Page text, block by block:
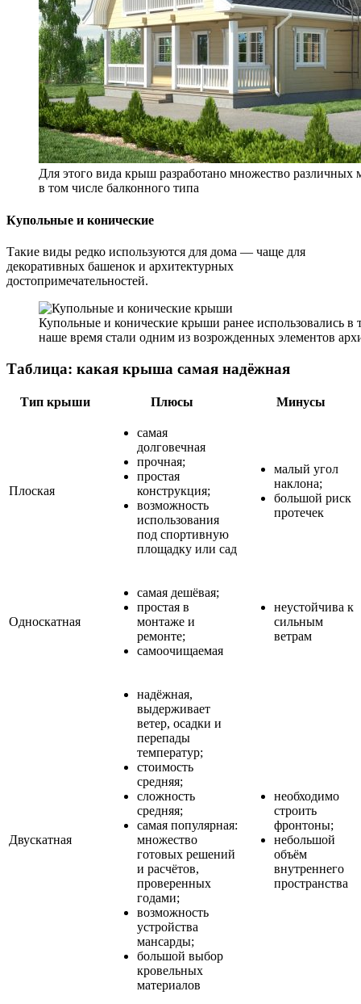
Для этого вида крыш разработано множество различных
в том числе балконного типа
Купольные и конические
Такие виды редко используются для дома — чаще для
декоративных башенок и архитектурных
достопримечательностей.
Купольные и конические крыши ранее использовались в
наше время стали одним из возрожденных элементов
Таблица: какая крыша самая надёжная
Тип крыши Плюсы Минусы
Плоская
самая
долговечная
прочная;
простая
конструкция;
возможность
использования
под спортивную
площадку или сад
малый угол
наклона;
большой риск
протечек
Односкатная
самая дешёвая;
простая в
монтаже и
ремонте;
самоочищаемая
неустойчива к
сильным
ветрам
Двускатная
надёжная,
выдерживает
ветер, осадки и
перепады
температур;
стоимость
средняя;
сложность
средняя;
самая популярная:
множество
готовых решений
и расчётов,
проверенных
годами;
возможность
устройства
мансарды;
большой выбор
кровельных
материалов
необходимо
строить
фронтоны;
небольшой
объём
внутреннего
пространства